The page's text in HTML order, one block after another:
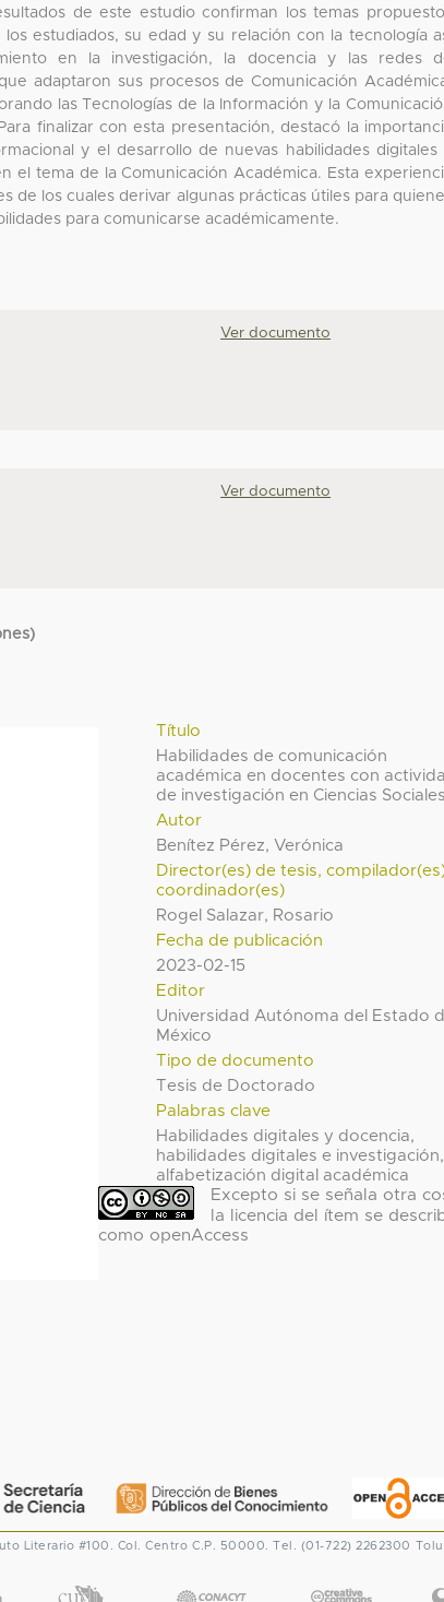
de este estudio confirman los temas
estudiados, su edad y su relación con la tecnología
en la investigación, la docencia y las redes
adaptaron sus procesos de Comunicación
las Tecnologías de la Información y la
finalizar con esta presentación, destacó la
y el desarrollo de nuevas habilidades digitales
el tema de la Comunicación Académica. Esta
de los cuales derivar algunas prácticas útiles para
para comunicarse académicamente.
Ver documento
Ver documento
Título
Habilidades de comunicación
académica en docentes con
de investigación en Ciencias Sociales
Autor
Benítez Pérez, Verónica
Director(es) de tesis,
coordinador(es)
Rogel Salazar, Rosario
Fecha de publicación
2023-02-15
Editor
Universidad Autónoma del Estado
México
Tipo de documento
Tesis de Doctorado
Palabras clave
Habilidades digitales y docencia,
habilidades digitales e investigación,
alfabetización digital académica
Excepto si se señala otra
la licencia del ítem se
como openAccess
Literario #100. Col. Centro C.P. 50000. Tel. (01-722) 2262300